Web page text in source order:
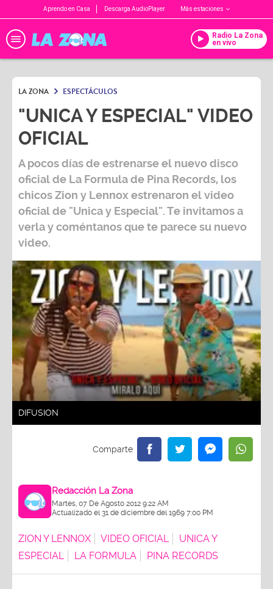
Aprendo en Casa Descarga AudioPlayer Más estaciones
Radio La Zona
en vivo
LA ZONA ESPECTÁCULOS
"UNICA Y ESPECIAL" VIDEO
OFICIAL
A pocos días de estrenarse el nuevo disco
oficial de La Formula de Pina Records, los
chicos Zion y Lennox estrenaron el video
oficial de "Unica y Especial". Te invitamos a
verla y coméntanos que te parece su nuevo
video.
DIFUSION
Redacción La Zona
Martes, 07 De Agosto 2012 9:22 AM
Actualizado el 31 de diciembre del 1969 7:00 PM
ZION Y LENNOX VIDEO OFICIAL
UNICA Y
ESPECIAL
LA FORMULA PINA RECORDS